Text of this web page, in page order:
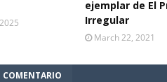
ejemplar de El
Irregular
March 22, 2021
COMENTARIO